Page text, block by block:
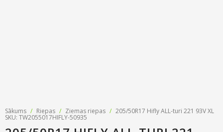
Sākums / Riepas / Ziemas riepas / 205/50R17 Hifly ALL-turi 221 93V XL
SKU: TW2055017HIFLY-50935